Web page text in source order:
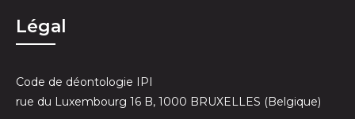
Légal
Code de déontologie IPI
rue du Luxembourg 16 B, 1000 BRUXELLES (Belgique)